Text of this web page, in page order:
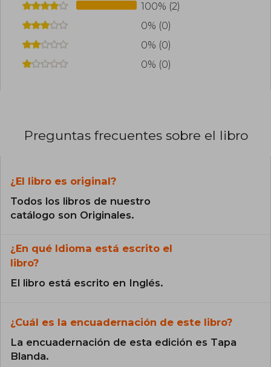
100% (2)
0% (0)
0% (0)
0% (0)
Preguntas frecuentes sobre el libro
¿El libro es original?
Todos los libros de nuestro
catálogo son Originales.
¿En qué Idioma está escrito el
libro?
El libro está escrito en Inglés.
¿Cuál es la encuadernación de este libro?
La encuadernación de esta edición es Tapa
Blanda.